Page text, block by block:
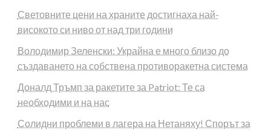
Световните цени на храните достигнаха най-
високото си ниво от над три години
Володимир Зеленски: Украйна е много близо до
създаването на собствена противоракетна система
Доналд Тръмп за ракетите за Patriot: Те са
необходими и на нас
Солидни проблеми в лагера на Нетаняху! Спорът за